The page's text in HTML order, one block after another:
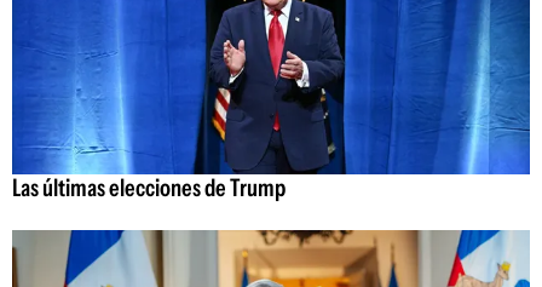
Las últimas elecciones de Trump